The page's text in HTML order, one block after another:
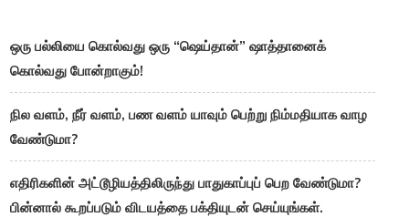
ஒரு பல்லியை கொல்வது ஒரு “ஷெய்தான்” ஷாத்தானைக்
கொல்வது போன்றாகும்!
நில வளம், நீர் வளம், பண வளம் யாவும் பெற்று நிம்மதியாக வாழ
வேண்டுமா?
எதிரிகளின் அட்டூழியத்திலிருந்து பாதுகாப்புப் பெற வேண்டுமா?
பின்னால் கூறப்படும் விடயத்தை பக்தியுடன் செய்யுங்கள்.